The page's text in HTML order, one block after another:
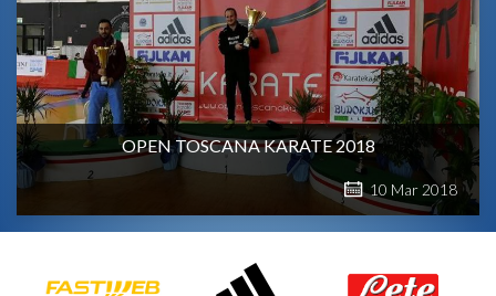
OPEN TOSCANA KARATE 2018
10 Mar 2018